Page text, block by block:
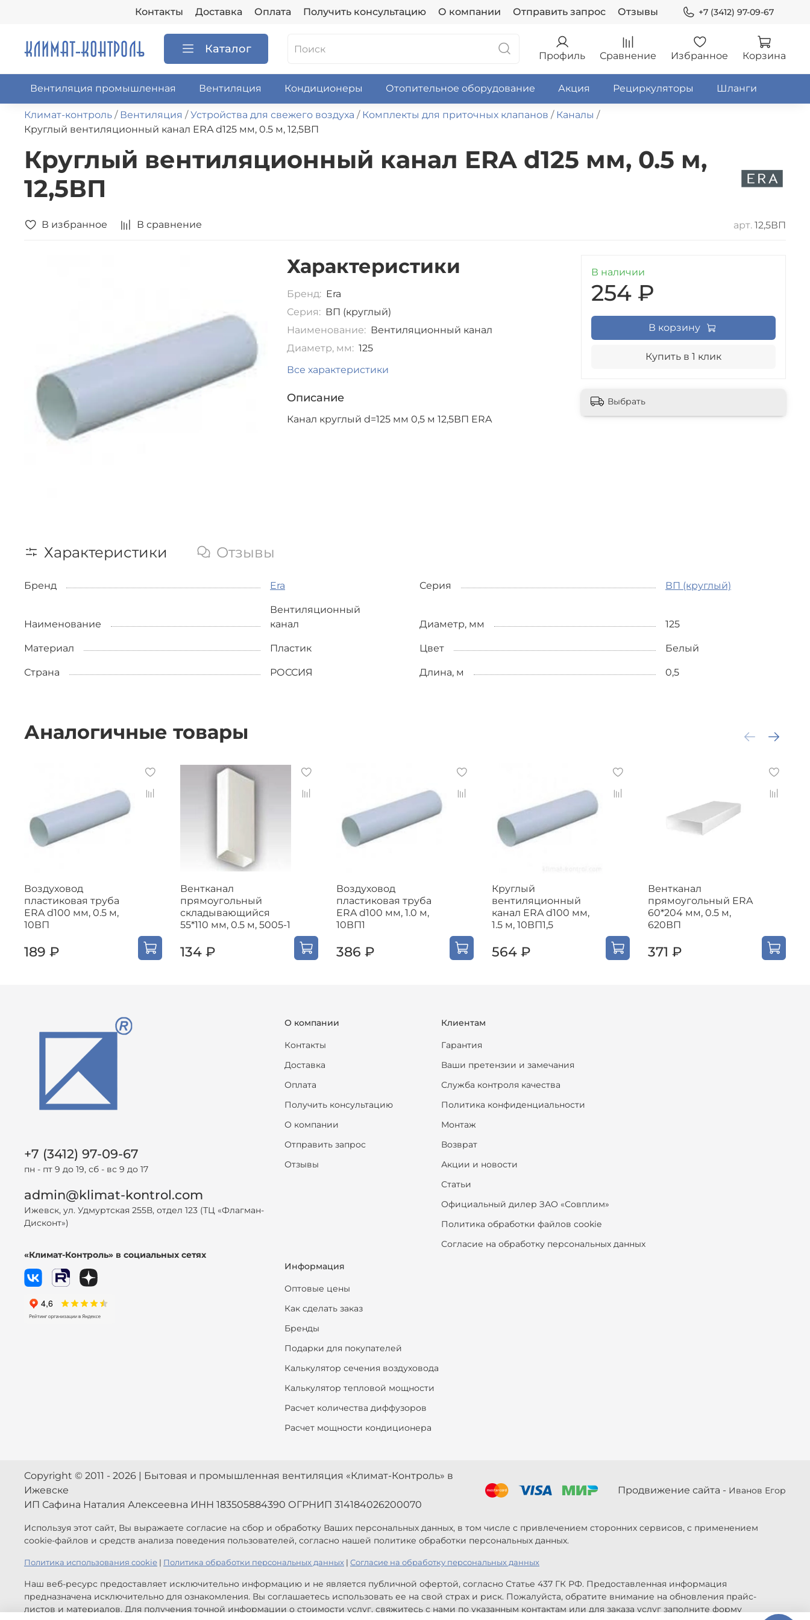
Контакты Доставка Оплата Получить консультацию О компании Отправить запрос Отзывы +7 (3412) 97-09-67
Каталог Профиль Сравнение Избранное Корзина
Вентиляция промышленная Вентиляция Кондиционеры Отопительное оборудование Акция Рециркуляторы Шланги
Климат-контроль Вентиляция Устройства для свежего воздуха Комплекты для приточных клапанов
Каналы
Круглый вентиляционный канал ERA d125 мм, 0.5 м, 12,5ВП
Круглый вентиляционный канал ERA d125 мм, 0.5 м,
12,5ВП
В избранное В сравнение арт. 12,5ВП
Характеристики
Бренд: Era
Серия: ВП (круглый)
Наименование: Вентиляционный канал
Диаметр, мм: 125
Все характеристики
Описание
Канал круглый d=125 мм 0,5 м 12,5ВП ERA
В наличии
254 ₽
В корзину
Купить в 1 клик
Выбрать
Характеристики Отзывы
Бренд Era Серия ВП (круглый)
Наименование
Вентиляционный
канал
Диаметр, мм 125
Материал Пластик Цвет Белый
Страна РОССИЯ Длина, м 0,5
Аналогичные товары
Воздуховод
пластиковая труба
ERA d100 мм, 0.5 м,
10ВП
189 ₽
Вентканал
прямоугольный
складывающийся
55*110 мм, 0.5 м, 5005-1
134 ₽
Воздуховод
пластиковая труба
ERA d100 мм, 1.0 м,
10ВП1
386 ₽
Круглый
вентиляционный
канал ERA d100 мм,
1.5 м, 10ВП1,5
564 ₽
Вентканал
прямоугольный ERA
60*204 мм, 0.5 м,
620ВП
371 ₽
О компании
Контакты
Доставка
Оплата
Получить консультацию
О компании
Отправить запрос
Отзывы
Клиентам
Гарантия
Ваши претензии и замечания
Служба контроля качества
Политика конфиденциальности
Монтаж
Возврат
Акции и новости
Статьи
Официальный дилер ЗАО «Совплим»
Политика обработки файлов cookie
Согласие на обработку персональных данных
Информация
Оптовые цены
Как сделать заказ
Бренды
Подарки для покупателей
Калькулятор сечения воздуховода
Калькулятор тепловой мощности
Расчет количества диффузоров
Расчет мощности кондиционера
+7 (3412) 97-09-67
пн - пт 9 до 19, сб - вс 9 до 17
admin@klimat-kontrol.com
Ижевск, ул. Удмуртская 255В, отдел 123 (ТЦ «Флагман-
Дисконт»)
«Климат-Контроль» в социальных сетях
Copyright © 2011 - 2026 | Бытовая и промышленная вентиляция «Климат-Контроль» в
Ижевске
ИП Сафина Наталия Алексеевна ИНН 183505884390 ОГРНИП 314184026200070
Продвижение сайта - Иванов Егор
Используя этот сайт, Вы выражаете согласие на сбор и обработку Ваших персональных данных, в том числе с привлечением сторонних сервисов, с применением
cookie-файлов и средств анализа поведения пользователей, согласно нашей политике обработки персональных данных.
Политика использования cookie | Политика обработки персональных данных | Согласие на обработку персональных данных
Наш веб-ресурс предоставляет исключительно информацию и не является публичной офертой, согласно Статье 437 ГК РФ. Предоставленная информация
предназначена исключительно для ознакомления. Вы соглашаетесь использовать ее на свой страх и риск. Пожалуйста, обратите внимание на обновления прайс-
листов и материалов. Для получения точной информации о стоимости услуг, свяжитесь с нами по указанным контактам или для заказа услуг заполните форму